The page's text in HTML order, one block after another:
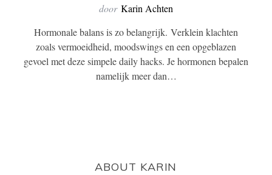
door Karin Achten
Hormonale balans is zo belangrijk. Verklein klachten
zoals vermoeidheid, moodswings en een opgeblazen
gevoel met deze simpele daily hacks. Je hormonen bepalen
namelijk meer dan…
ABOUT KARIN